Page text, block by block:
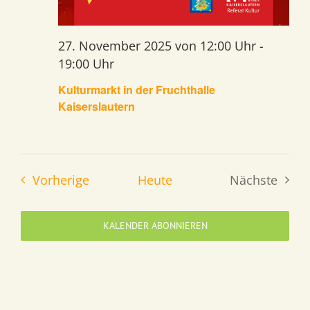
Kulturmarkt in der Fruchthalle
Kaiserslautern
27. November 2025 von 12:00 Uhr -
19:00 Uhr
VorherigeVeranstaltungen
Heute
Nächste
KALENDER ABONNIEREN